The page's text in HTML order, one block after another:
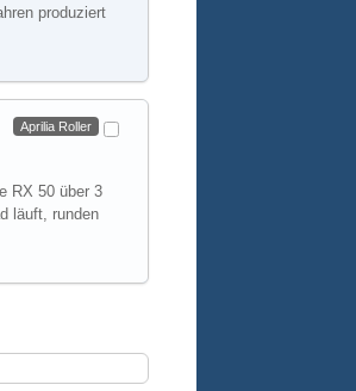
produziert
Aprilia Roller
RX 50 über 3
läuft, runden